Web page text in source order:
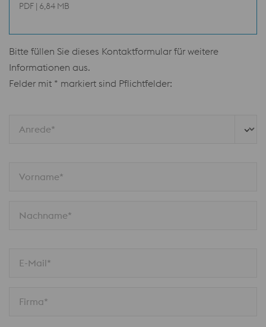
PDF | 6,84 MB
Bitte füllen Sie dieses Kontaktformular für weitere
Informationen aus.
Felder mit * markiert sind Pflichtfelder:
Anrede*
Vorname*
Nachname*
E-Mail*
Firma*